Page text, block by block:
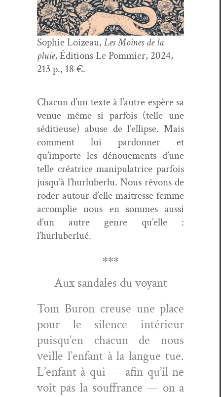
Sophie Loizeau, Les Moines de la
pluie, Édi­tions Le Pom­mi­er, 2024,
213 p., 18 €.
Cha­cun d’un texte à l’autre espère sa
venue même si par­fois (telle une
sédi­tieuse) abuse de l’ellipse. Mais
com­ment lui par­don­ner et
qu’importe les dénoue­ments d’une
telle créa­trice manip­u­la­trice par­fois
jusqu’à l’hurluberlu. Nous rêvons de
roder autour d’elle maitresse femme
accom­plie nous en sommes aus­si
d’un autre genre qu’elle :
l’hurluberlué.
∗∗∗
Aux san­dales du voyant
Tom Buron creuse une place
pour le silence intérieur
puisqu’en cha­cun de nous
veille l’enfant à la langue tue.
L’enfant à qui — afin qu’il ne
voit pas la souf­france — on a